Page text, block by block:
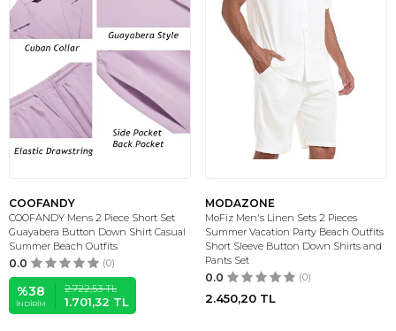
COOFANDY
COOFANDY Mens 2 Piece Short Set
Guayabera Button Down Shirt Casual
Summer Beach Outfits
0.0 (0)
%38
İNDIRIM
2.722,53TL
1.701,32 TL
MODAZONE
MoFiz Men's Linen Sets 2 Pieces
Summer Vacation Party Beach Outfits
Short Sleeve Button Down Shirts and
Pants Set
0.0 (0)
2.450,20 TL